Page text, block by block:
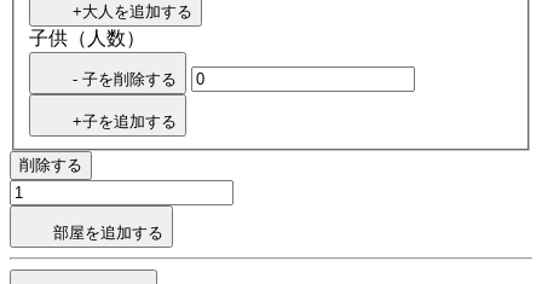
+大人を追加する
子供（人数）
- 子を削除する
+子を追加する
削除する
部屋を追加する